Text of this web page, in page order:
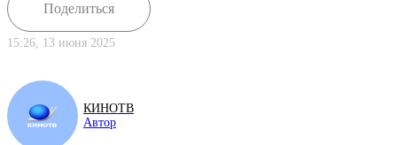
Поделиться
15:26, 13 июня 2025
КИНОТВ
Автор